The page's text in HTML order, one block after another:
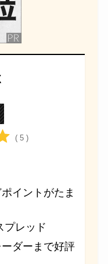
( 5 )
イントがたま
プレッド
ダーまで好評